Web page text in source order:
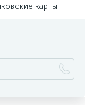
карты